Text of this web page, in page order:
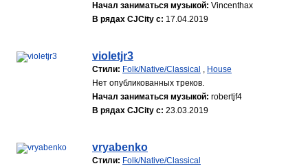
Начал заниматься музыкой: Vincenthax
В рядах CJCity с: 17.04.2019
violetjr3
Стили: Folk/Native/Classical , House
Нет опубликованных треков.
Начал заниматься музыкой: robertjf4
В рядах CJCity с: 23.03.2019
vryabenko
Стили: Folk/Native/Classical